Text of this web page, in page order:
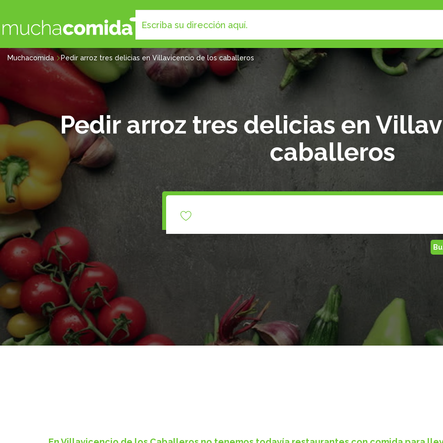
Muchacomida Pedir arroz tres delicias en Villavicencio de los caballeros
Pedir arroz tres delicias en
caballeros